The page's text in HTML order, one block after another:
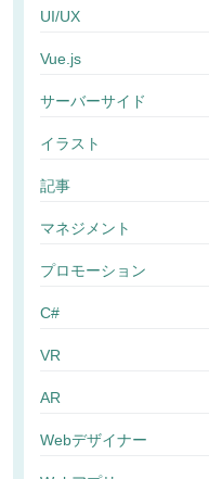
UI/UX
Vue.js
サーバーサイド
イラスト
記事
マネジメント
プロモーション
C#
VR
AR
Webデザイナー